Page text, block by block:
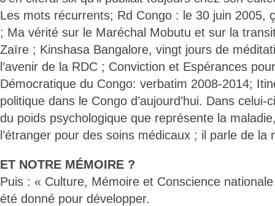
Les mots récurrents; Rd Congo : le 30 juin 2005,
; Ma vérité sur le Maréchal Mobutu et sur la
Zaïre ; Kinshasa Bangalore, vingt jours de
l’avenir de la RDC ; Conviction et Espérances
Démocratique du Congo: verbatim 2008-2014;
politique dans le Congo d’aujourd’hui. Dans
du poids psychologique que représente la
l’étranger pour des soins médicaux ; il parle de la
ET NOTRE MÉMOIRE ?
Puis : « Culture, Mémoire et Conscience
été donné pour développer.